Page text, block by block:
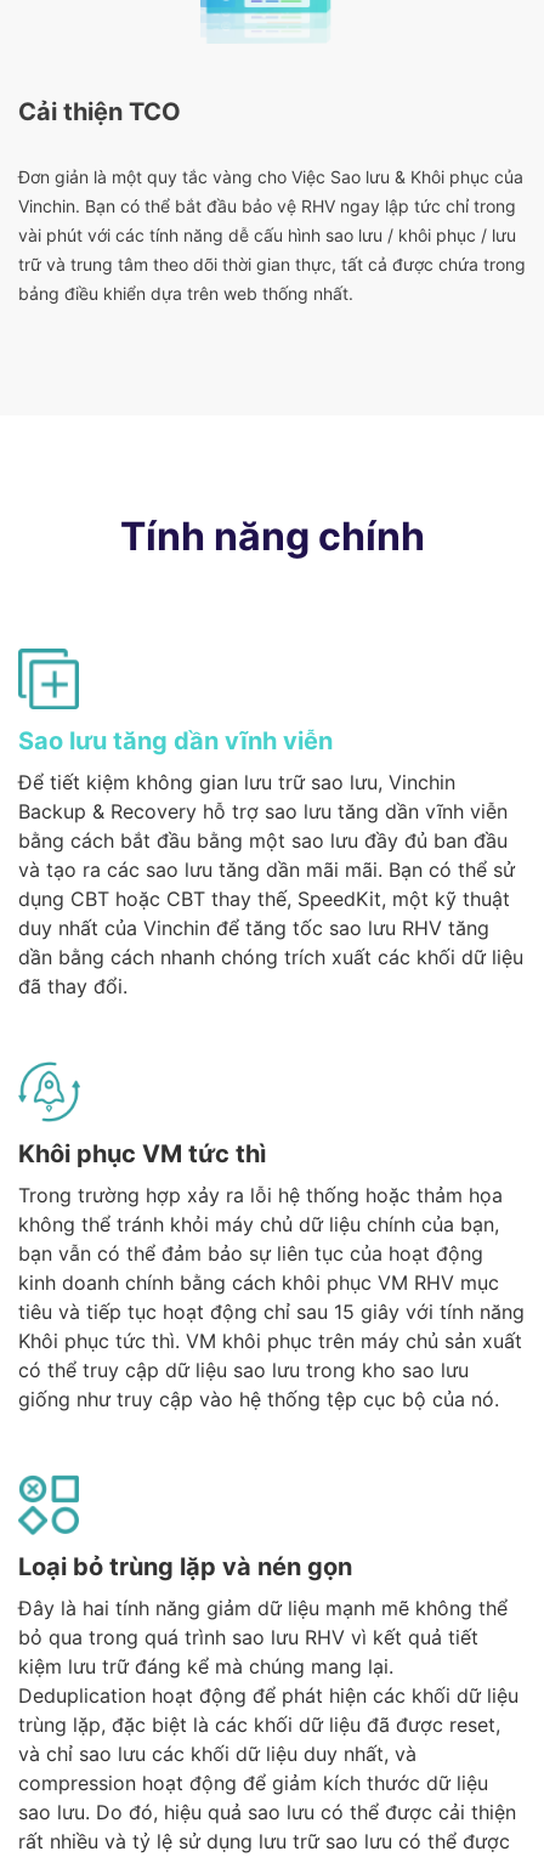
Cải thiện TCO
Đơn giản là một quy tắc vàng cho Việc Sao lưu & Khôi phục của
Vinchin. Bạn có thể bắt đầu bảo vệ RHV ngay lập tức chỉ trong
vài phút với các tính năng dễ cấu hình sao lưu / khôi phục / lưu
trữ và trung tâm theo dõi thời gian thực, tất cả được chứa trong
bảng điều khiển dựa trên web thống nhất.
Tính năng chính
Sao lưu tăng dần vĩnh viễn
Để tiết kiệm không gian lưu trữ sao lưu, Vinchin
Backup & Recovery hỗ trợ sao lưu tăng dần vĩnh viễn
bằng cách bắt đầu bằng một sao lưu đầy đủ ban đầu
và tạo ra các sao lưu tăng dần mãi mãi. Bạn có thể sử
dụng CBT hoặc CBT thay thế, SpeedKit, một kỹ thuật
duy nhất của Vinchin để tăng tốc sao lưu RHV tăng
dần bằng cách nhanh chóng trích xuất các khối dữ liệu
đã thay đổi.
Khôi phục VM tức thì
Trong trường hợp xảy ra lỗi hệ thống hoặc thảm họa
không thể tránh khỏi máy chủ dữ liệu chính của bạn,
bạn vẫn có thể đảm bảo sự liên tục của hoạt động
kinh doanh chính bằng cách khôi phục VM RHV mục
tiêu và tiếp tục hoạt động chỉ sau 15 giây với tính năng
Khôi phục tức thì. VM khôi phục trên máy chủ sản xuất
có thể truy cập dữ liệu sao lưu trong kho sao lưu
giống như truy cập vào hệ thống tệp cục bộ của nó.
Loại bỏ trùng lặp và nén gọn
Đây là hai tính năng giảm dữ liệu mạnh mẽ không thể
bỏ qua trong quá trình sao lưu RHV vì kết quả tiết
kiệm lưu trữ đáng kể mà chúng mang lại.
Deduplication hoạt động để phát hiện các khối dữ liệu
trùng lặp, đặc biệt là các khối dữ liệu đã được reset,
và chỉ sao lưu các khối dữ liệu duy nhất, và
compression hoạt động để giảm kích thước dữ liệu
sao lưu. Do đó, hiệu quả sao lưu có thể được cải thiện
rất nhiều và tỷ lệ sử dụng lưu trữ sao lưu có thể được